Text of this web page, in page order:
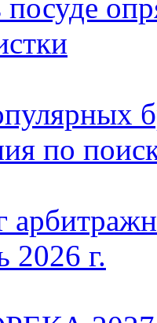
посуде
по
2026 г.